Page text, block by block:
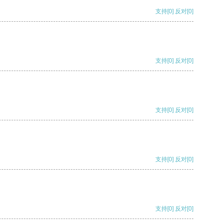
支持[0] 反对[0]
支持[0] 反对[0]
支持[0] 反对[0]
支持[0] 反对[0]
支持[0] 反对[0]